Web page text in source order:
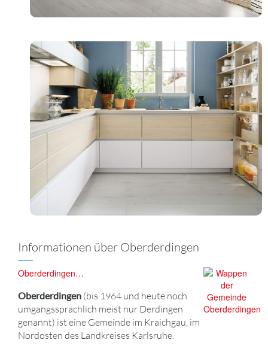
Informationen über Oberderdingen
Oberderdingen…
Oberderdingen (bis 1964 und heute noch
umgangssprachlich meist nur Derdingen
genannt) ist eine Gemeinde im Kraichgau, im
Nordosten des Landkreises Karlsruhe.